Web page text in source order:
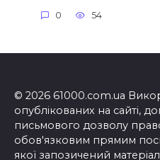
0 54
© 2026 61000.com.ua
опублікованих на сайті,
письмового дозволу
обов'язковим прямим
якої запозичений